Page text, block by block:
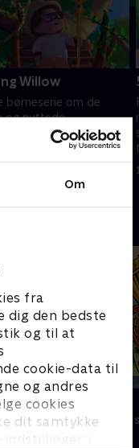
Om
fra
dig den bedste
og til at
cookie-data til
og andres
cookies
dit samtykke
i
Willow
børneserie om de
og nuttede
Monchhichi, der
magiske eventyr.
Syng med
Børneserier • 1